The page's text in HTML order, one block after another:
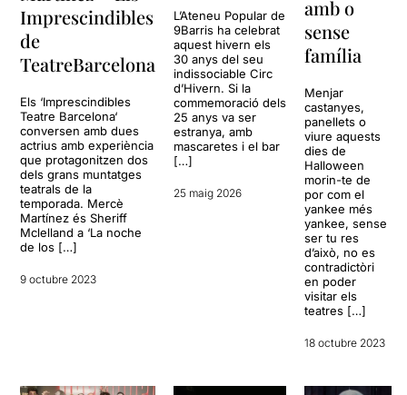
Imprescindibles
de
TeatreBarcelona
Els ‘Imprescindibles
Teatre Barcelona‘
conversen amb dues
actrius amb experiència
que protagonitzen dos
dels grans muntatges
teatrals de la
temporada. Mercè
Martínez és Sheriff
Mclelland a ‘La noche
de los […]
9 octubre 2023
L’Ateneu Popular de
9Barris ha celebrat
aquest hivern els
30 anys del seu
indissociable Circ
d’Hivern. Si la
commemoració dels
25 anys va ser
estranya, amb
mascaretes i el bar
[…]
25 maig 2026
amb o
sense
família
Menjar
castanyes,
panellets o
viure aquests
dies de
Halloween
morin-te de
por com el
yankee més
yankee, sense
ser tu res
d’això, no es
contradictòri
en poder
visitar els
teatres […]
18 octubre 2023